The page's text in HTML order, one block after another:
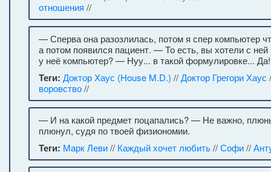
отношения //
— Сперва она разозлилась, потом я спер компьютер
а потом появился пациент. — То есть, вы хотели с ней
у неё компьютер? — Нуу... в такой формулировке... Да!
Теги: Доктор Хаус (House M.D.) //Доктор Грегори Хаус
воровство//
— И на какой предмет поцапались? — Не важно,
плюнул, судя по твоей физиономии.
Теги: Марк Леви// Каждый хочет любить//Софи//